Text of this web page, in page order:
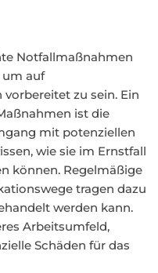
Notfallmaßnahmen
um auf
zu sein. Ein
ist die
mit potenziellen
wie sie im Ernstfall
können. Regelmäßige
tragen dazu
werden kann.
Arbeitsumfeld,
Schäden für das